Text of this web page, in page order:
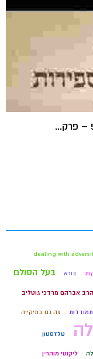
dealing with
בורא בעל הסולם
הרב אברהם מרדכי גוטליב
זה גם בתיקייה
טלזסטון
ליקוטי מוהר״ן